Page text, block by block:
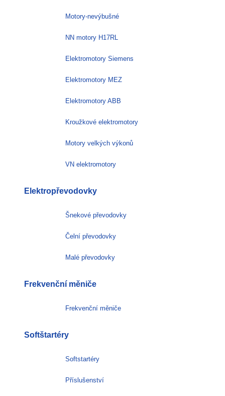
Motory-nevýbušné
NN motory H17RL
Elektromotory Siemens
Elektromotory MEZ
Elektromotory ABB
Kroužkové elektromotory
Motory velkých výkonů
VN elektromotory
Elektropřevodovky
Šnekové převodovky
Čelní převodovky
Malé převodovky
Frekvenční měniče
Frekvenční měniče
Softštartéry
Softstartéry
Příslušenství